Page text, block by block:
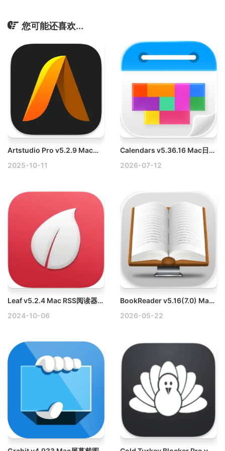
您可能还喜欢...
Artstudio Pro v5.2.9 Mac绘图和编辑工具破解版下载
2025-10-11
Calendars v5.36.16 Mac日历、待办事项列表和日程表
2026-07-12
Leaf v5.2.4 Mac RSS阅读器破解版
2024-10-06
BookReader v5.16(7.0) Mac电子书阅读器破解版
2026-05-22